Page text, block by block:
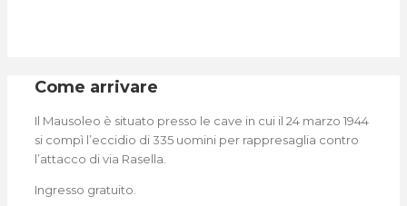
Come arrivare
Il Mausoleo è situato presso le cave in cui il 24 marzo 1944
si compì l’eccidio di 335 uomini per rappresaglia contro
l’attacco di via Rasella.
Ingresso gratuito.